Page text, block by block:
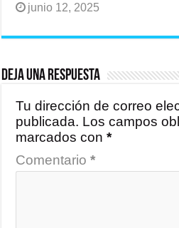
junio 12, 2025
Deja una respuesta
Tu dirección de correo
publicada. Los campos
marcados con*
Comentario*